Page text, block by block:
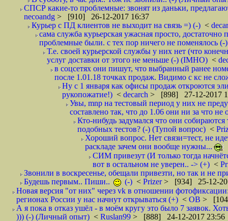
СПСР какие-то проблемные: звонят из даньки,
necoandg > [910] 26-12-2017 16:37
Курьер с ПД клиентов не выходит на связь =) (-) <
сама служба курьерская ужасная просто,
проблемные были. с тех пор ничего не поменялось (-)
Т.е. своей курьерской службы у них нет (что
услуг доставки от этого не меньше (-) (IMHO) <
в соцсетях они пишут, что выбранный ранее
после 1.01.18 точках продаж. Видимо с кс не
Ну с 1 января как офисы продаж откроются
рукопожатие!) < decarch > [898] 27-12-2017
Увы, mnp на тестовый период у них не
составлено так, что до 1.06 они ни за что не
Кто-нибудь задумался что они
подобных тестов? (-) (Тупой вопрос) <
Хороший вопрос. Нет связи=тест, не
раскладе зачем они вообще нужны...
СИМ привезут (И только тогда
вот в остальном не уверен.. -> (+) <
Звонили в воскресенье, обещали привезти, но так и не
Будешь первым.. Пиши..
(-) < Prizer> [934] 25-12-
Новая версия "от них" через vk в отношении
регионах России у нас начнут открываться (+) < ОВ >
А я пока в отказ ушёл - в моём кругу это было 7 заявок.
))) (-) (Личный опыт) < Ruslan99 > [888] 24-12-2017 23:56